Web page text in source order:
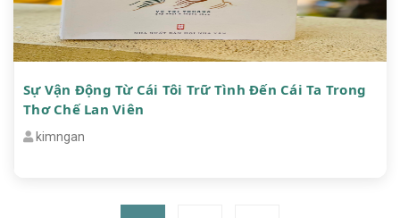
Sự Vận Động Từ Cái Tôi Trữ Tình Đến Cái Ta Trong
Thơ Chế Lan Viên
kimngan